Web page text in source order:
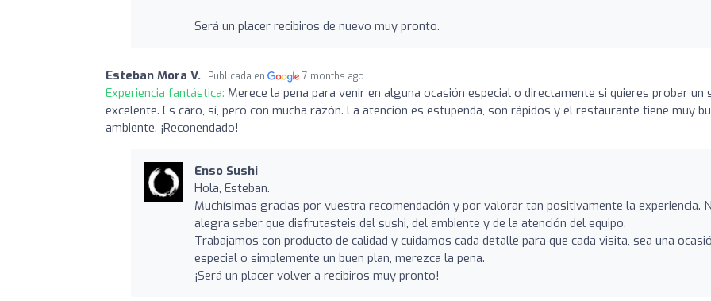
Será un placer recibiros de nuevo muy pronto.
Esteban Mora V. Publicada en 7 months ago
Experiencia fantástica: Merece la pena para venir en alguna ocasión especial o directamente si quieres probar un
excelente. Es caro, sí, pero con mucha razón. La atención es estupenda, son rápidos y el restaurante tiene muy
ambiente. ¡Reconendado!
Enso Sushi
Hola, Esteban.
Muchísimas gracias por vuestra recomendación y por valorar tan positivamente la experiencia.
alegra saber que disfrutasteis del sushi, del ambiente y de la atención del equipo.
Trabajamos con producto de calidad y cuidamos cada detalle para que cada visita, sea una
especial o simplemente un buen plan, merezca la pena.
¡Será un placer volver a recibiros muy pronto!